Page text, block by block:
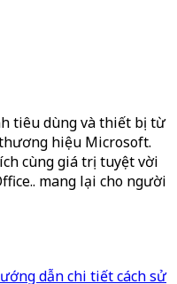
tiêu dùng và thiết bị từ
hiệu Microsoft.
cùng giá trị tuyệt vời
mang lại cho người